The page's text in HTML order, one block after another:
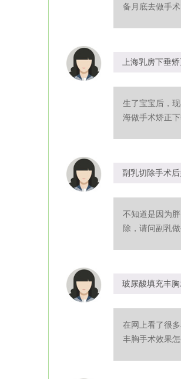
备月底去做手
上海乳房下垂
生了宝宝后，
海做手术矫正
副乳切除手术
不知道是因为
除，请问副乳
玻尿酸填充丰
在网上看了很
丰胸手术效果